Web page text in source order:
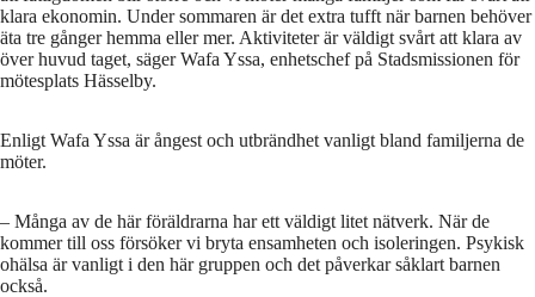
klara ekonomin. Under sommaren är det extra tufft när barnen behöver
äta tre gånger hemma eller mer. Aktiviteter är väldigt svårt att klara av
över huvud taget, säger Wafa Yssa, enhetschef på Stadsmissionen för
mötesplats Hässelby.
Enligt Wafa Yssa är ångest och utbrändhet vanligt bland familjerna de
möter.
– Många av de här föräldrarna har ett väldigt litet nätverk. När de
kommer till oss försöker vi bryta ensamheten och isoleringen. Psykisk
ohälsa är vanligt i den här gruppen och det påverkar såklart barnen
också.